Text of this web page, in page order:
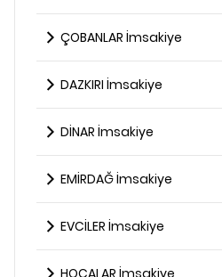
ÇOBANLAR İmsakiye
DAZKIRI İmsakiye
DİNAR İmsakiye
EMİRDAĞ İmsakiye
EVCİLER İmsakiye
HOCALAR İmsakiye